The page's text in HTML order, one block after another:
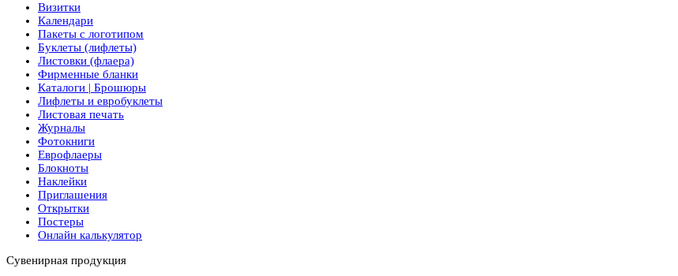
Визитки
Календари
Пакеты с логотипом
Буклеты (лифлеты)
Листовки (флаера)
Фирменные бланки
Каталоги | Брошюры
Лифлеты и евробуклеты
Листовая печать
Журналы
Фотокниги
Еврофлаеры
Блокноты
Наклейки
Приглашения
Открытки
Постеры
Онлайн калькулятор
Сувенирная продукция